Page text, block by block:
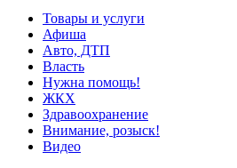
Товары и услуги
Афиша
Авто, ДТП
Власть
Нужна помощь!
ЖКХ
Здравоохранение
Внимание, розыск!
Видео